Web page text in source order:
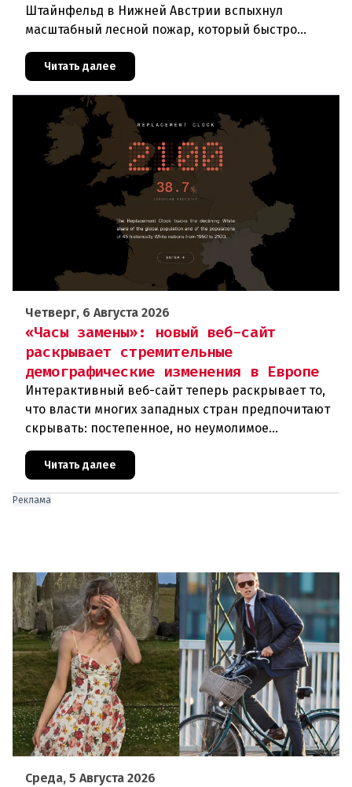
Штайнфельд в Нижней Австрии вспыхнул
масштабный лесной пожар, который быстро
В ходе тушения пострадали шесте
Читать далее
Четверг, 6 Августа 2026
«Часы замены»: новый веб-сайт
раскрывает стремительные
демографические изменения в Европе
Интерактивный веб-сайт теперь раскрывает то,
что власти многих западных стран предпочитают
скрывать: постепенное, но неумолимое
сокращение численности населения
европейского происхождения. «Часы замен
Читать далее
Реклама
Среда, 5 Августа 2026